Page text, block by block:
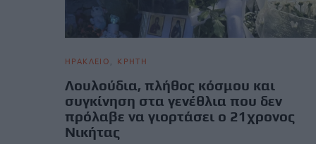
ΗΡΑΚΛΕΙΟ ΚΡΗΤΗ
Λουλούδια, πλήθος κόσμου και
συγκίνηση στα γενέθλια που δεν
πρόλαβε να γιορτάσει ο 21χρονος
Νικήτας